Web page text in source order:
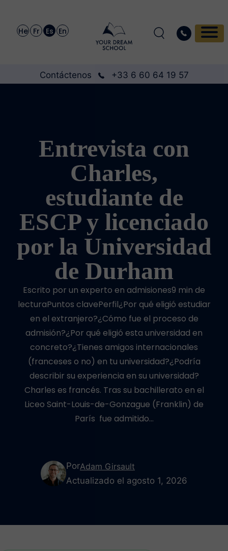
He Fr Es En
Contáctenos +33 6 60 64 19 57
Entrevista con
Charles,
estudiante de
ESCP y licenciado
por la Universidad
de Durham
Escrito por un experto en admisiones9 min de
lecturaPuntos clavePerfil¿Por qué eligió estudiar
en el extranjero?¿Cómo fue el proceso de
admisión?¿Por qué eligió esta universidad en
concreto?¿Tienes amigos internacionales
(franceses o no) en tu universidad?¿Podría
describir su experiencia en su universidad?
Charles es francés. Tras su bachillerato en el
Liceo Saint-Louis-de-Gonzague (Franklin) de
París fue admitido…
PorAdam Girsault
Actualizado el agosto 1, 2026